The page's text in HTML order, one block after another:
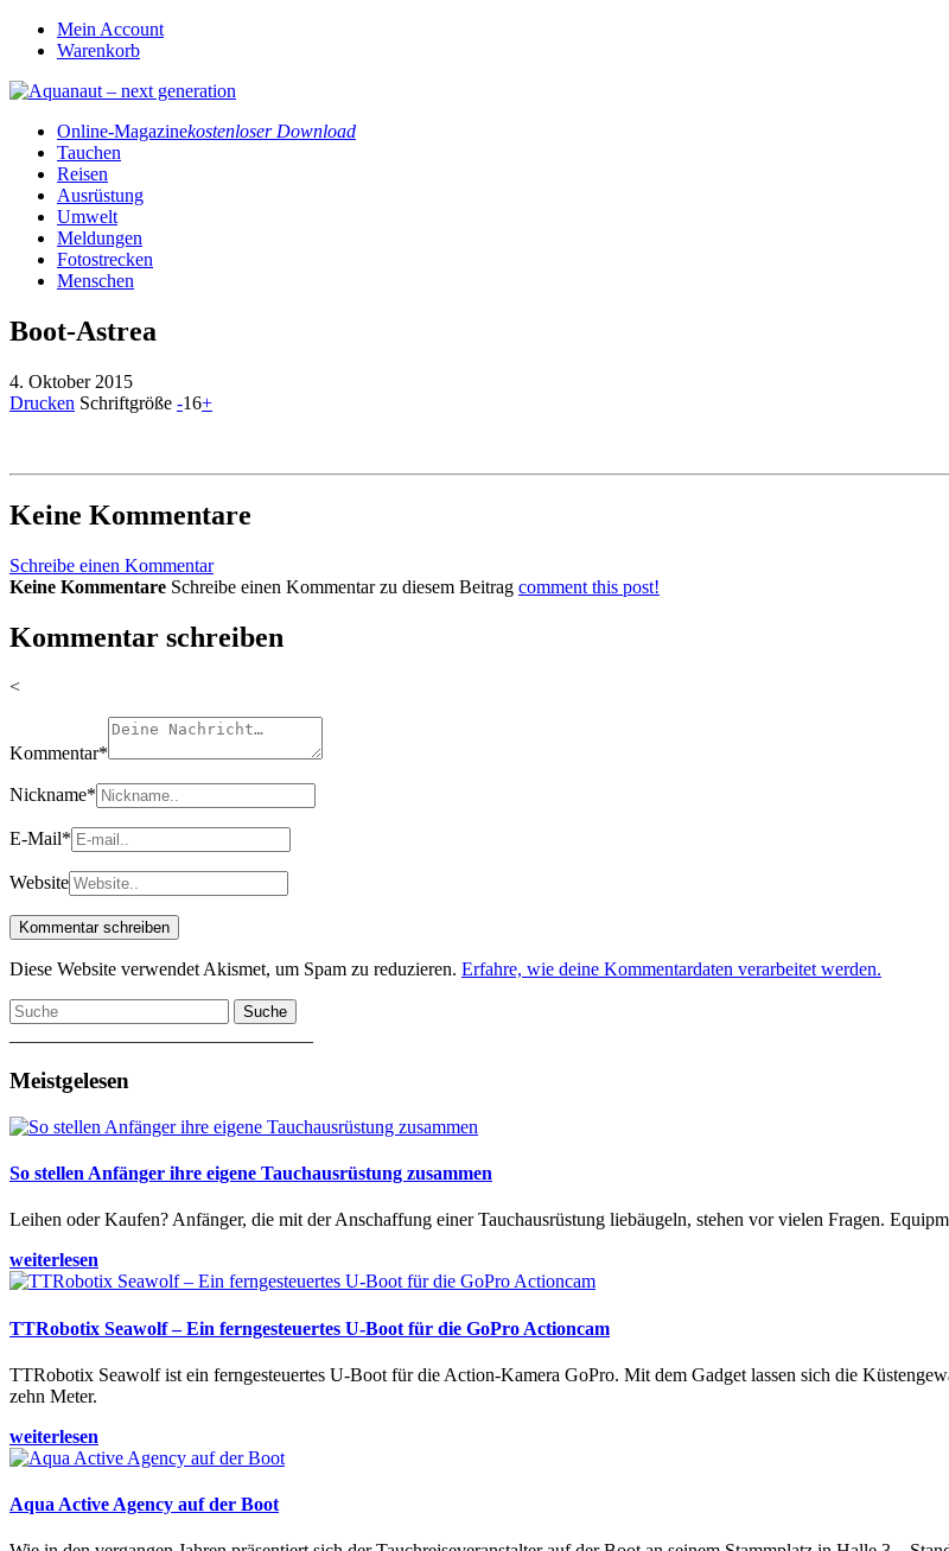
Mein Account
Warenkorb
Online-Magazinekostenloser Download
Tauchen
Reisen
Ausrüstung
Umwelt
Meldungen
Fotostrecken
Menschen
Boot-Astrea
4. Oktober 2015
Drucken Schriftgröße -16+
Keine Kommentare
Schreibe einen Kommentar
Keine Kommentare Schreibe einen Kommentar zu diesem Beitrag comment this post!
Kommentar schreiben
<
Kommentar*
Nickname*
E-Mail*
Website
Diese Website verwendet Akismet, um Spam zu reduzieren. Erfahre, wie deine Kommentardaten verarbeitet werden.
Suche
Meistgelesen
So stellen Anfänger ihre eigene Tauchausrüstung zusammen
Leihen oder Kaufen? Anfänger, die mit der Anschaffung einer Tauchausrüstung liebäugeln, stehen vor vielen Fragen.
weiterlesen
TTRobotix Seawolf – Ein ferngesteuertes U-Boot für die GoPro Actioncam
TTRobotix Seawolf ist ein ferngesteuertes U-Boot für die Action-Kamera GoPro. Mit dem Gadget lassen sich die
zehn Meter.
weiterlesen
Aqua Active Agency auf der Boot